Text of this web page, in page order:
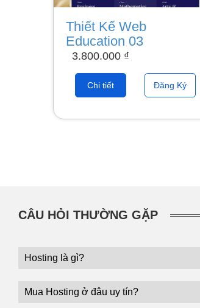
Thiết Kế Web
Education 03
3.800.000 ₫
Chi tiết Đăng Ký
CÂU HỎI THƯỜNG GẶP
Hosting là gì?
Mua Hosting ở đâu uy tín?